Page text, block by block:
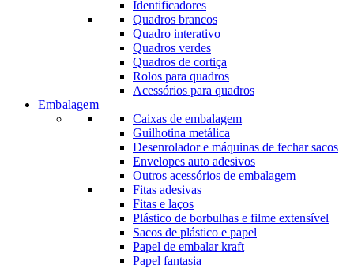
Identificadores
Quadros brancos
Quadro interativo
Quadros verdes
Quadros de cortiça
Rolos para quadros
Acessórios para quadros
Embalagem
Caixas de embalagem
Guilhotina metálica
Desenrolador e máquinas de fechar sacos
Envelopes auto adesivos
Outros acessórios de embalagem
Fitas adesivas
Fitas e laços
Plástico de borbulhas e filme extensível
Sacos de plástico e papel
Papel de embalar kraft
Papel fantasia